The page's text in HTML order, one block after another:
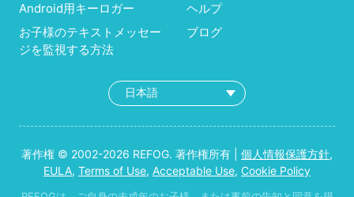
Android用キーロガー
お子様のテキストメッセー
ジを監視する方法
ヘルプ
ブログ
著作権 © 2002-2026 REFOG. 著作権所有 | 個人情報保護方針,
EULA, Terms of Use, Acceptable Use, Cookie Policy